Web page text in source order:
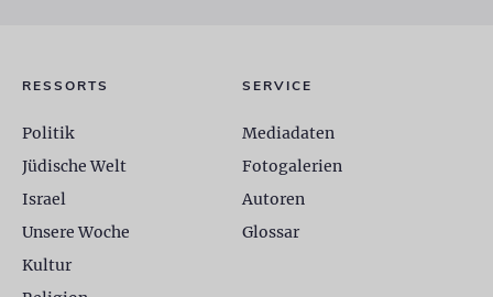
RESSORTS
Politik
Jüdische Welt
Israel
Unsere Woche
Kultur
SERVICE
Mediadaten
Fotogalerien
Autoren
Glossar